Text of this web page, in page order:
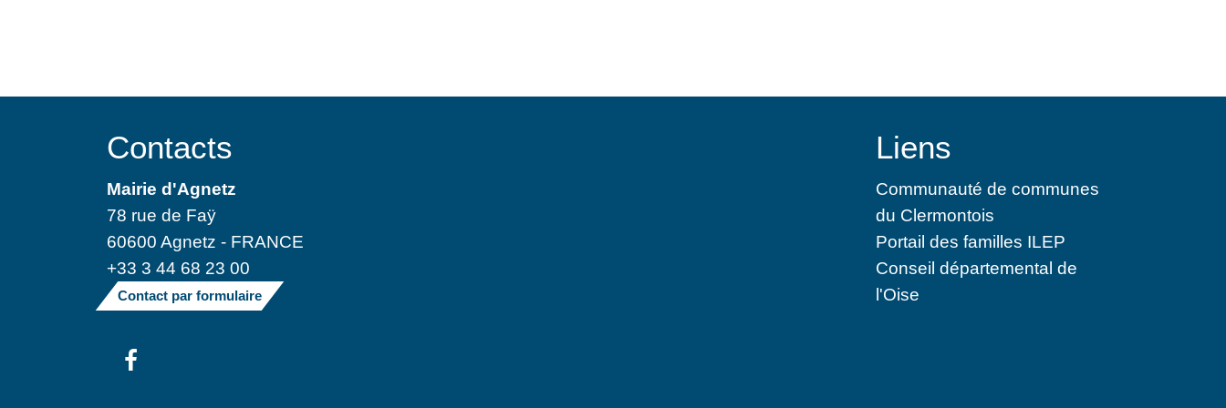
Contacts
Mairie d'Agnetz
78 rue de Faÿ
60600 Agnetz - FRANCE
+33 3 44 68 23 00
Contact par formulaire
Liens
Communauté de communes
du Clermontois
Portail des familles ILEP
Conseil départemental de
l'Oise